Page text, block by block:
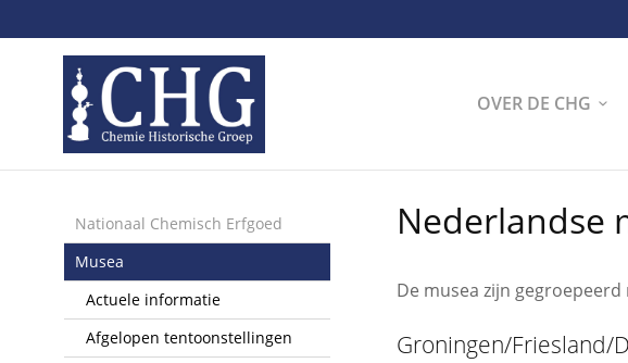
links
Spring
naar
de
inhoud
naar
het
menu
OVER DE CHG
Nederlandse
De musea zijn
Groningen/Friesland/
Nationaal Chemisch Erfgoed
Musea
Actuele informatie
Afgelopen tentoonstellingen